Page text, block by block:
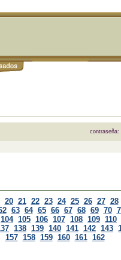
contraseña:
20 21 22 23 24 25 26 27 28
63 64 65 66 67 68 69 70
104 105 106 107 108 109 110
138 139 140 141 142 143
157 158 159 160 161 162